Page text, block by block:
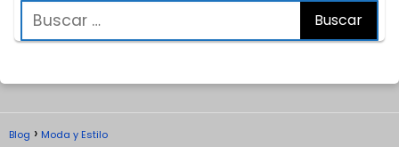
Blog Moda y Estilo